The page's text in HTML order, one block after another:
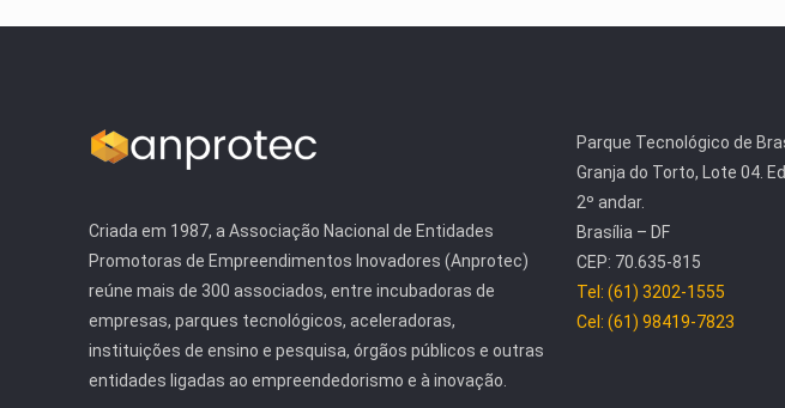
Criada em 1987, a Associação Nacional de Entidades
Promotoras de Empreendimentos Inovadores (Anprotec)
reúne mais de 300 associados, entre incubadoras de
empresas, parques tecnológicos, aceleradoras,
instituições de ensino e pesquisa, órgãos públicos e outras
entidades ligadas ao empreendedorismo e à inovação.
Parque Tecnológico de
Granja do Torto, Lote 04.
2º andar.
Brasília – DF
CEP: 70.635-815
Tel: (61) 3202-1555
Cel: (61) 98419-7823